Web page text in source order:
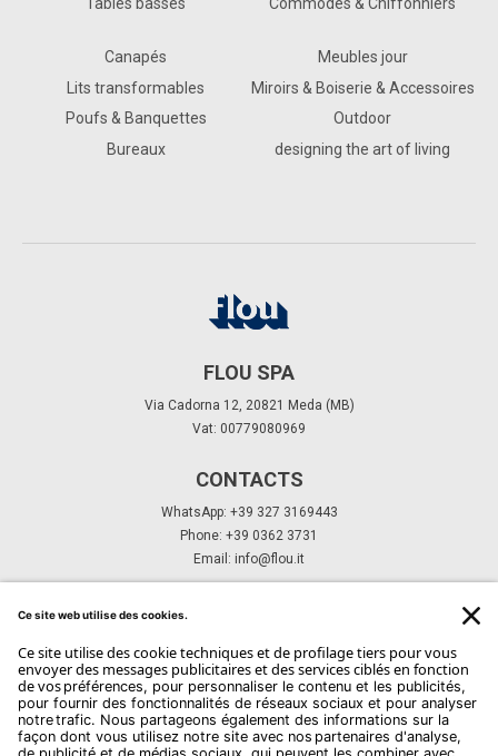
Canapés
Lits transformables
Poufs & Banquettes
Bureaux
Meubles jour
Miroirs & Boiserie & Accessoires
Outdoor
designing the art of living
FLOU SPA
Via Cadorna 12, 20821 Meda (MB)
Vat: 00779080969
CONTACTS
WhatsApp: +39 327 3169443
Phone: +39 0362 3731
Email: info@flou.it
ABONNEZ-VOUS À NOTRE NEWSLETTER
Abonnez-Vous